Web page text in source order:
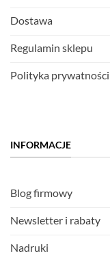
Dostawa
Regulamin sklepu
Polityka prywatności
INFORMACJE
Blog firmowy
Newsletter i rabaty
Nadruki